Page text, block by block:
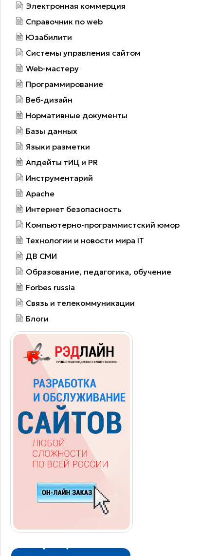
Электронная коммерция
Справочник по web
Юзабилити
Системы управления сайтом
Web-мастеру
Программирование
Веб-дизайн
Нормативные документы
Базы данных
Языки разметки
Апдейты тИЦ и PR
Инструментарий
Apache
Интернет безопасность
Компьютерно-программистский юмор
Технологии и новости мира IT
ДВ СМИ
Образование, педагогика, обучение
Forbes russia
Связь и телекоммуникации
Блоги